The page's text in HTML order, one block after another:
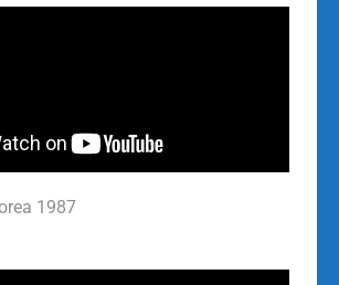
1987